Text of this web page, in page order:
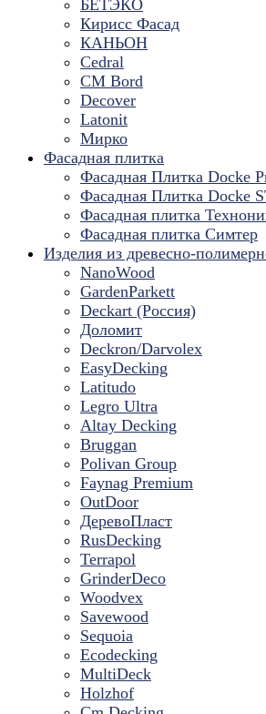
БЕТЭКО
Кирисс Фасад
КАНЬОН
Cedral
CM Bord
Decover
Latonit
Мирко
Фасадная плитка
Фасадная Плитка Docke
Фасадная Плитка Docke
Фасадная плитка
Фасадная плитка Симтер
Изделия из древесно-
NanoWood
GardenParkett
Deckart (Россия)
Доломит
Deckron/Darvolex
EasyDecking
Latitudo
Legro Ultra
Altay Decking
Bruggan
Polivan Group
Faynag Premium
OutDoor
ДеревоПласт
RusDecking
Terrapol
GrinderDeco
Woodvex
Savewood
Sequoia
Ecodecking
MultiDeck
Holzhof